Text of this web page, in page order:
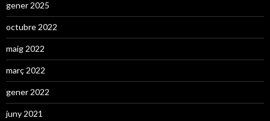
gener 2025
octubre 2022
maig 2022
març 2022
gener 2022
juny 2021